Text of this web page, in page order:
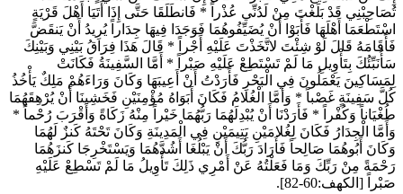
تُصَاحِبْنِي قَدْ بَلَغْتَ مِنْ لَدُنِّي عُذْراً
* فَانطَلَقَا حَتَّى إِذَا أَتَيَا أَهْلَ قَرْيَةٍ
اسْتَطْعَمَا أَهْلَهَا فَأَبَوْا أَنْ يُضَيِّفُوهُمَا فَوَجَدَا فِيهَا جِدَاراً يُرِيدُ أَنْ يَنقَضَّ
فَأَقَامَهُ قَالَ لَوْ شِئْتَ لاتَّخَذْتَ عَلَيْهِ أَجْراً
* قَالَ هَذَا فِرَاقُ بَيْنِي وَبَيْنِكَ
سَأُنَبِّئُكَ بِتَأْوِيلِ مَا لَمْ تَسْتَطِعْ عَلَيْهِ صَبْراً
* أَمَّا السَّفِينَةُ فَكَانَتْ
لِمَسَاكِينَ يَعْمَلُونَ فِي الْبَحْرِ فَأَرَدْتُ أَنْ أَعِيبَهَا وَكَانَ وَرَاءَهُمْ مَلِكٌ يَأْخُذُ
كُلَّ سَفِينَةٍ غَصْباً * وَأَمَّا الْغُلامُ فَكَانَ أَبَوَاهُ مُؤْمِنَيْنِ فَخَشِينَا أَنْ يُرْهِقَهُمَا
طُغْيَاناً وَكُفْراً
* فَأَرَدْنَا أَنْ يُبْدِلَهُمَا رَبُّهُمَا خَيْراً مِنْهُ زَكَاةً وَأَقْرَبَ رُحْماً *
وَأَمَّا الْجِدَارُ فَكَانَ لِغُلامَيْنِ يَتِيمَيْنِ فِي الْمَدِينَةِ وَكَانَ تَحْتَهُ كَنزٌ لَهُمَا
وَكَانَ أَبُوهُمَا صَالِحاً فَأَرَادَ رَبُّكَ أَنْ يَبْلُغَا أَشُدَّهُمَا وَيَسْتَخْرِجَا كَنزَهُمَا
رَحْمَةً مِنْ رَبِّكَ وَمَا فَعَلْتُهُ عَنْ أَمْرِي ذَلِكَ تَأْوِيلُ مَا لَمْ تَسْطِعْ عَلَيْهِ
صَبْراً
[الكهف:60-82].